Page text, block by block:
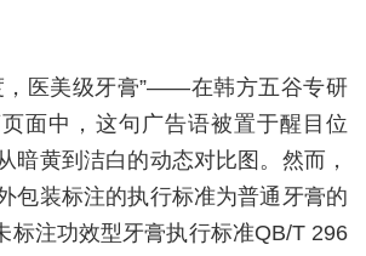
，医美级牙膏”——在韩方五谷专研
面中，这句广告语被置于醒目位
暗黄到洁白的动态对比图。然而，
包装标注的执行标准为普通牙膏的
标注功效型牙膏执行标准QB/T 296